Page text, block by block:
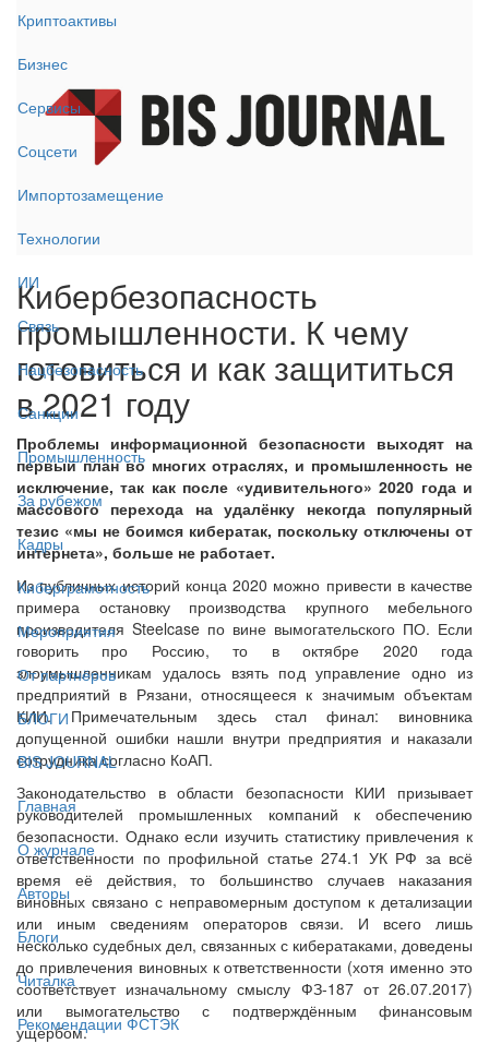
Криптоактивы
Бизнес
Сервисы
Соцсети
Импортозамещение
Технологии
ИИ
Связь
Нацбезопасность
Санкции
Промышленность
За рубежом
Кадры
Киберграмотность
Мероприятия
От партнёров
БЛОГИ
BIS JOURNAL
Главная
О журнале
Авторы
Блоги
Читалка
Рекомендации ФСТЭК
Кибербезопасность
промышленности. К чему
готовиться и как защититься
в 2021 году
Проблемы информационной безопасности выходят на
первый план во многих отраслях, и промышленность не
исключение, так как после «удивительного» 2020 года и
массового перехода на удалёнку некогда популярный
тезис «мы не боимся кибератак, поскольку отключены от
интернета», больше не работает.
Из публичных историй конца 2020 можно привести в качестве
примера остановку производства крупного мебельного
производителя Steelcase по вине вымогательского ПО. Если
говорить про Россию, то в октябре 2020 года
злоумышленникам удалось взять под управление одно из
предприятий в Рязани, относящееся к значимым объектам
КИИ. Примечательным здесь стал финал: виновника
допущенной ошибки нашли внутри предприятия и наказали
сотрудника согласно КоАП.
Законодательство в области безопасности КИИ призывает
руководителей промышленных компаний к обеспечению
безопасности. Однако если изучить статистику привлечения к
ответственности по профильной статье 274.1 УК РФ за всё
время её действия, то большинство случаев наказания
виновных связано с неправомерным доступом к детализации
или иным сведениям операторов связи. И всего лишь
несколько судебных дел, связанных с кибератаками, доведены
до привлечения виновных к ответственности (хотя именно это
соответствует изначальному смыслу ФЗ-187 от 26.07.2017)
или вымогательство с подтверждённым финансовым
ущербом.